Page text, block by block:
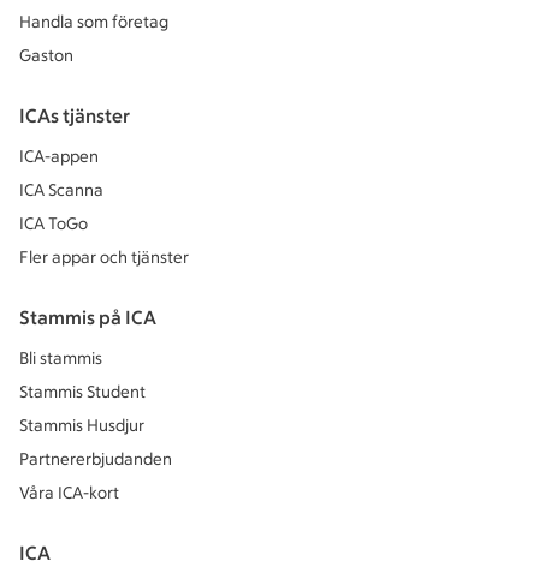
Handla som företag
Gaston
ICAs tjänster
ICA-appen
ICA Scanna
ICA ToGo
Fler appar och tjänster
Stammis på ICA
Bli stammis
Stammis Student
Stammis Husdjur
Partnererbjudanden
Våra ICA-kort
ICA